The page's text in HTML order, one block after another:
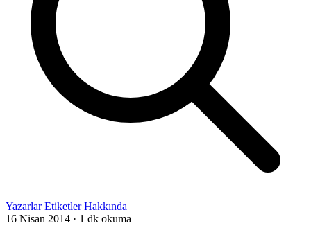
Yazarlar Etiketler Hakkında
16 Nisan 2014 · 1 dk okuma